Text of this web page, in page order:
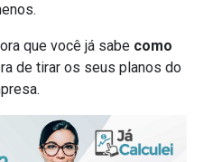
que você já sabe como
de tirar os seus planos do